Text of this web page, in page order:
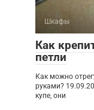
Шкафы
Как
петли
Как можно
руками?
купе, они